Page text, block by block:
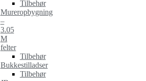
Tilbehør
Mureropbygning
–
3.05
M
felter
Tilbehør
Bukkestilladser
Tilbehør